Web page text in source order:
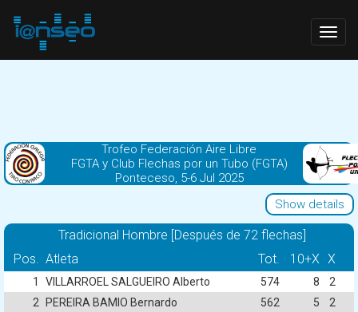
Trofeo Federación Aire Libre
FGTA y Club Flechas por un Tubo (FGTA)
Ponteceso, 5-6 Jul 2025
Show details
Tradicional Hombre [Después de 72 flechas]
Pos. Atleta Tot. 10+X X
1 VILLARROEL SALGUEIRO Alberto 574 8
2
2
PEREIRA BAMIO Bernardo 562 5
2